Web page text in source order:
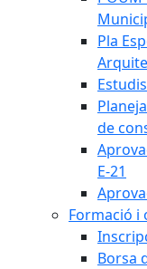
Pla
de
E-21
Formació i
Borsa